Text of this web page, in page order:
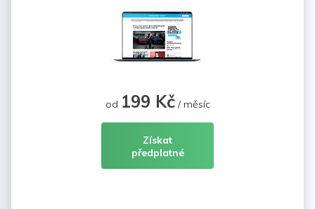
od 199 Kč/ měsíc
Získat
předplatné